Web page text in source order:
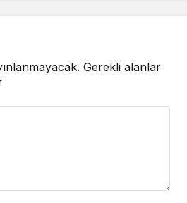
Gerekli alanlar